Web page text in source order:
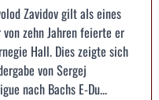
Zavidov gilt als eines
zehn Jahren feierte er
Hall. Dies zeigte sich
von Sergej
nach Bachs E-Du...